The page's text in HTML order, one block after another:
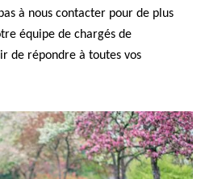
à nous contacter pour de plus
équipe de chargés de
de répondre à toutes vos